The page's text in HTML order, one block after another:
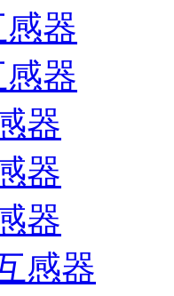
器
器
器
器
器
感器